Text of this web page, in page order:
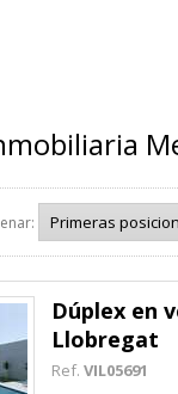
Dúplex en
Llobregat
Ref. VIL05691